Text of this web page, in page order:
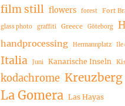
film still flowers forest Fort
glass photo graffiti Greece Göteborg
handprocessing Hermannplatz Ile
Italia Juni Kanarische Inseln
kodachrome Kreuzberg
La Gomera Las Hayas